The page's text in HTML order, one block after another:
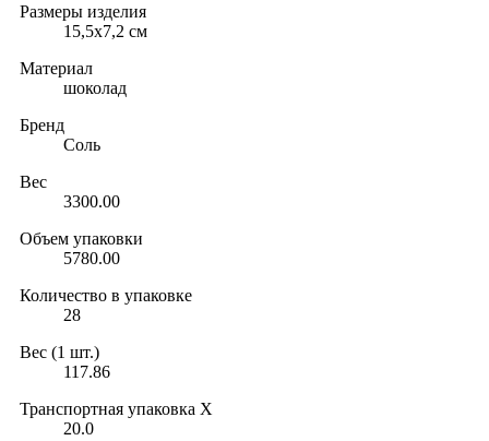
Размеры изделия
15,5х7,2 см
Материал
шоколад
Бренд
Соль
Вес
3300.00
Объем упаковки
5780.00
Количество в упаковке
28
Вес (1 шт.)
117.86
Транспортная упаковка X
20.0